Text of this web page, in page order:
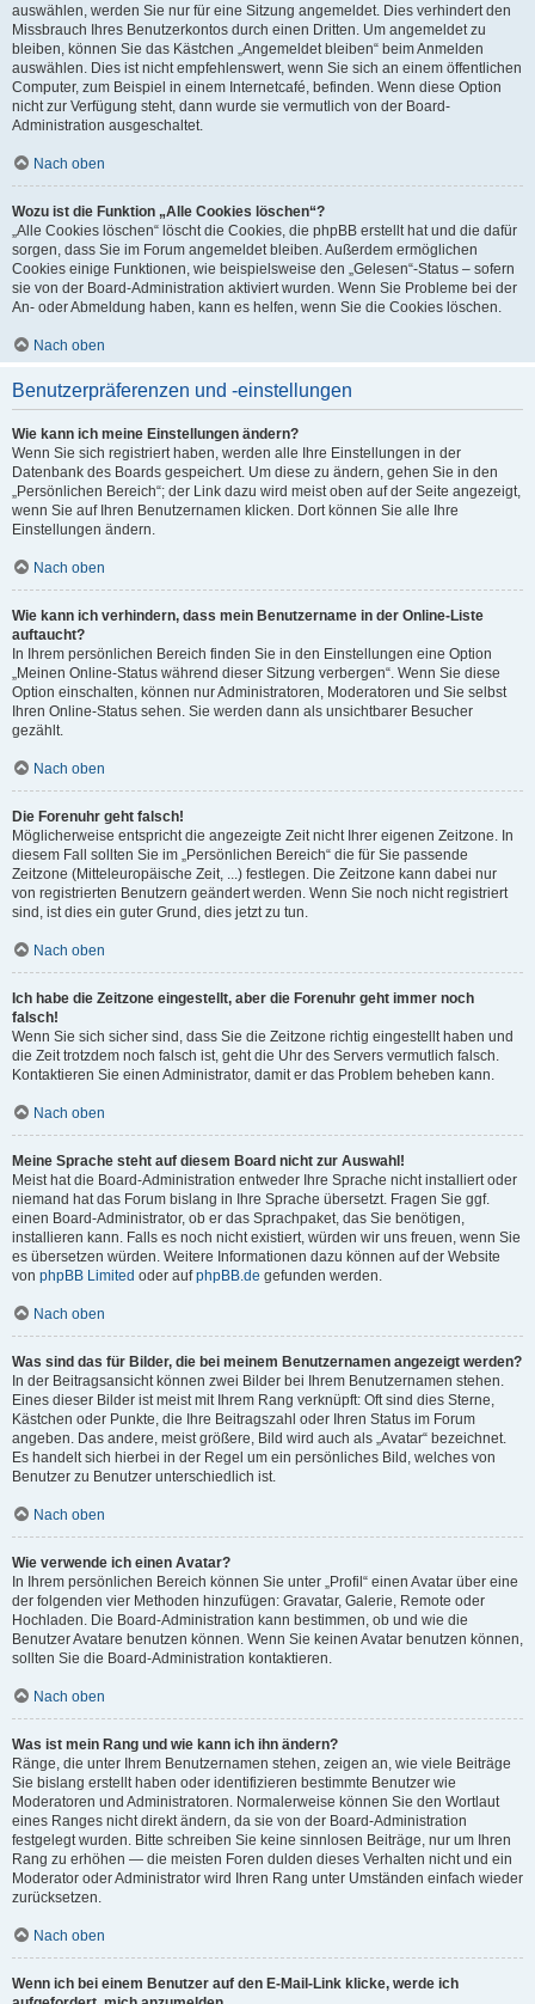
auswählen, werden Sie nur für eine Sitzung angemeldet. Dies verhindert den
Missbrauch Ihres Benutzerkontos durch einen Dritten. Um angemeldet zu
bleiben, können Sie das Kästchen „Angemeldet bleiben“ beim Anmelden
auswählen. Dies ist nicht empfehlenswert, wenn Sie sich an einem öffentlichen
Computer, zum Beispiel in einem Internetcafé, befinden. Wenn diese Option
nicht zur Verfügung steht, dann wurde sie vermutlich von der Board-
Administration ausgeschaltet.
Nach oben
Wozu ist die Funktion „Alle Cookies löschen“?
„Alle Cookies löschen“ löscht die Cookies, die phpBB erstellt hat und die dafür
sorgen, dass Sie im Forum angemeldet bleiben. Außerdem ermöglichen
Cookies einige Funktionen, wie beispielsweise den „Gelesen“-Status – sofern
sie von der Board-Administration aktiviert wurden. Wenn Sie Probleme bei der
An- oder Abmeldung haben, kann es helfen, wenn Sie die Cookies löschen.
Nach oben
Benutzerpräferenzen und -einstellungen
Wie kann ich meine Einstellungen ändern?
Wenn Sie sich registriert haben, werden alle Ihre Einstellungen in der
Datenbank des Boards gespeichert. Um diese zu ändern, gehen Sie in den
„Persönlichen Bereich“; der Link dazu wird meist oben auf der Seite angezeigt,
wenn Sie auf Ihren Benutzernamen klicken. Dort können Sie alle Ihre
Einstellungen ändern.
Nach oben
Wie kann ich verhindern, dass mein Benutzername in der Online-Liste
auftaucht?
In Ihrem persönlichen Bereich finden Sie in den Einstellungen eine Option
„Meinen Online-Status während dieser Sitzung verbergen“. Wenn Sie diese
Option einschalten, können nur Administratoren, Moderatoren und Sie selbst
Ihren Online-Status sehen. Sie werden dann als unsichtbarer Besucher
gezählt.
Nach oben
Die Forenuhr geht falsch!
Möglicherweise entspricht die angezeigte Zeit nicht Ihrer eigenen Zeitzone. In
diesem Fall sollten Sie im „Persönlichen Bereich“ die für Sie passende
Zeitzone (Mitteleuropäische Zeit, ...) festlegen. Die Zeitzone kann dabei nur
von registrierten Benutzern geändert werden. Wenn Sie noch nicht registriert
sind, ist dies ein guter Grund, dies jetzt zu tun.
Nach oben
Ich habe die Zeitzone eingestellt, aber die Forenuhr geht immer noch
falsch!
Wenn Sie sich sicher sind, dass Sie die Zeitzone richtig eingestellt haben und
die Zeit trotzdem noch falsch ist, geht die Uhr des Servers vermutlich falsch.
Kontaktieren Sie einen Administrator, damit er das Problem beheben kann.
Nach oben
Meine Sprache steht auf diesem Board nicht zur Auswahl!
Meist hat die Board-Administration entweder Ihre Sprache nicht installiert oder
niemand hat das Forum bislang in Ihre Sprache übersetzt. Fragen Sie ggf.
einen Board-Administrator, ob er das Sprachpaket, das Sie benötigen,
installieren kann. Falls es noch nicht existiert, würden wir uns freuen, wenn Sie
es übersetzen würden. Weitere Informationen dazu können auf der Website
von phpBB Limited oder aufphpBB.de gefunden werden.
Nach oben
Was sind das für Bilder, die bei meinem Benutzernamen angezeigt werden?
In der Beitragsansicht können zwei Bilder bei Ihrem Benutzernamen stehen.
Eines dieser Bilder ist meist mit Ihrem Rang verknüpft: Oft sind dies Sterne,
Kästchen oder Punkte, die Ihre Beitragszahl oder Ihren Status im Forum
angeben. Das andere, meist größere, Bild wird auch als „Avatar“ bezeichnet.
Es handelt sich hierbei in der Regel um ein persönliches Bild, welches von
Benutzer zu Benutzer unterschiedlich ist.
Nach oben
Wie verwende ich einen Avatar?
In Ihrem persönlichen Bereich können Sie unter „Profil“ einen Avatar über eine
der folgenden vier Methoden hinzufügen: Gravatar, Galerie, Remote oder
Hochladen. Die Board-Administration kann bestimmen, ob und wie die
Benutzer Avatare benutzen können. Wenn Sie keinen Avatar benutzen können,
sollten Sie die Board-Administration kontaktieren.
Nach oben
Was ist mein Rang und wie kann ich ihn ändern?
Ränge, die unter Ihrem Benutzernamen stehen, zeigen an, wie viele Beiträge
Sie bislang erstellt haben oder identifizieren bestimmte Benutzer wie
Moderatoren und Administratoren. Normalerweise können Sie den Wortlaut
eines Ranges nicht direkt ändern, da sie von der Board-Administration
festgelegt wurden. Bitte schreiben Sie keine sinnlosen Beiträge, nur um Ihren
Rang zu erhöhen — die meisten Foren dulden dieses Verhalten nicht und ein
Moderator oder Administrator wird Ihren Rang unter Umständen einfach wieder
zurücksetzen.
Nach oben
Wenn ich bei einem Benutzer auf den E-Mail-Link klicke, werde ich